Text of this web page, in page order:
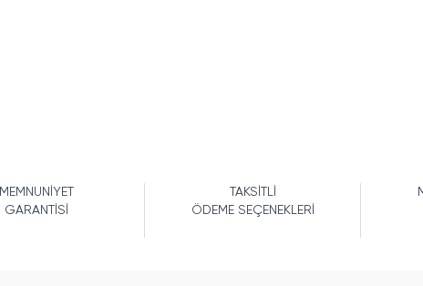
MEMNUNİYET
GARANTİSİ
TAKSİTLİ
ÖDEME SEÇENEKLERİ